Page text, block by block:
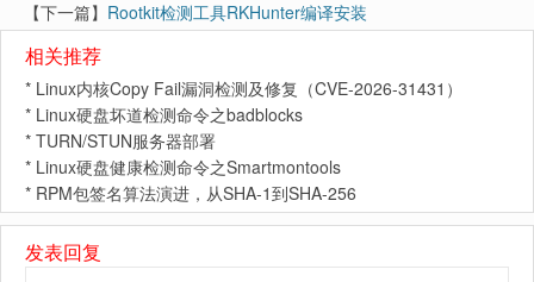
【下一篇】 Rootkit检测工具RKHunter编译安装
相关推荐
* Linux内核Copy Fail漏洞检测及修复（CVE-2026-31431）
* Linux硬盘坏道检测命令之badblocks
* TURN/STUN服务器部署
* Linux硬盘健康检测命令之Smartmontools
* RPM包签名算法演进，从SHA-1到SHA-256
发表回复